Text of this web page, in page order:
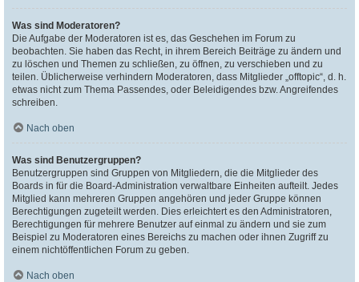
Was sind Moderatoren?
Die Aufgabe der Moderatoren ist es, das Geschehen im Forum zu
beobachten. Sie haben das Recht, in ihrem Bereich Beiträge zu ändern und
zu löschen und Themen zu schließen, zu öffnen, zu verschieben und zu
teilen. Üblicherweise verhindern Moderatoren, dass Mitglieder „offtopic“, d. h.
etwas nicht zum Thema Passendes, oder Beleidigendes bzw. Angreifendes
schreiben.
Nach oben
Was sind Benutzergruppen?
Benutzergruppen sind Gruppen von Mitgliedern, die die Mitglieder des
Boards in für die Board-Administration verwaltbare Einheiten aufteilt. Jedes
Mitglied kann mehreren Gruppen angehören und jeder Gruppe können
Berechtigungen zugeteilt werden. Dies erleichtert es den Administratoren,
Berechtigungen für mehrere Benutzer auf einmal zu ändern und sie zum
Beispiel zu Moderatoren eines Bereichs zu machen oder ihnen Zugriff zu
einem nichtöffentlichen Forum zu geben.
Nach oben